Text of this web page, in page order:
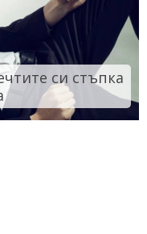
си стъпка